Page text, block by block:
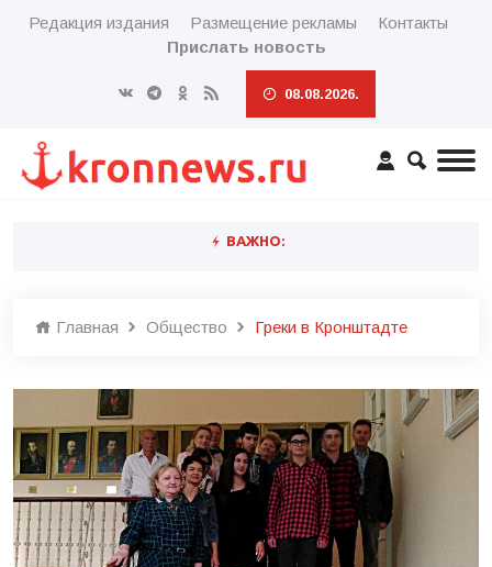
Редакция издания Размещение рекламы
Контакты
Прислать новость
08.08.2026.
ВАЖНО:
Главная Общество Греки в Кронштадте